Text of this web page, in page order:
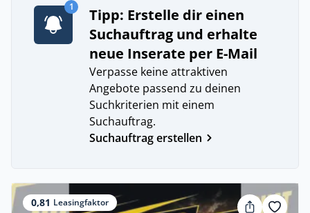
1
Tipp: Erstelle dir einen
Suchauftrag und erhalte
neue Inserate per E-Mail
Verpasse keine attraktiven
Angebote passend zu deinen
Suchkriterien mit einem
Suchauftrag.
Suchauftrag erstellen
0,81 Leasingfaktor